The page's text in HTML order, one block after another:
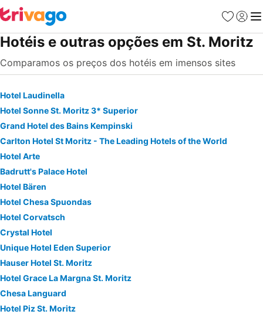
Favoritos
Iniciar
Hotéis e outras opções em St. Moritz
Comparamos os preços dos hotéis em imensos sites
Hotel Laudinella
Hotel Sonne St. Moritz 3* Superior
Grand Hotel des Bains Kempinski
Carlton Hotel St Moritz - The Leading Hotels of the World
Hotel Arte
Badrutt's Palace Hotel
Hotel Bären
Hotel Chesa Spuondas
Hotel Corvatsch
Crystal Hotel
Unique Hotel Eden Superior
Hauser Hotel St. Moritz
Hotel Grace La Margna St. Moritz
Chesa Languard
Hotel Piz St. Moritz